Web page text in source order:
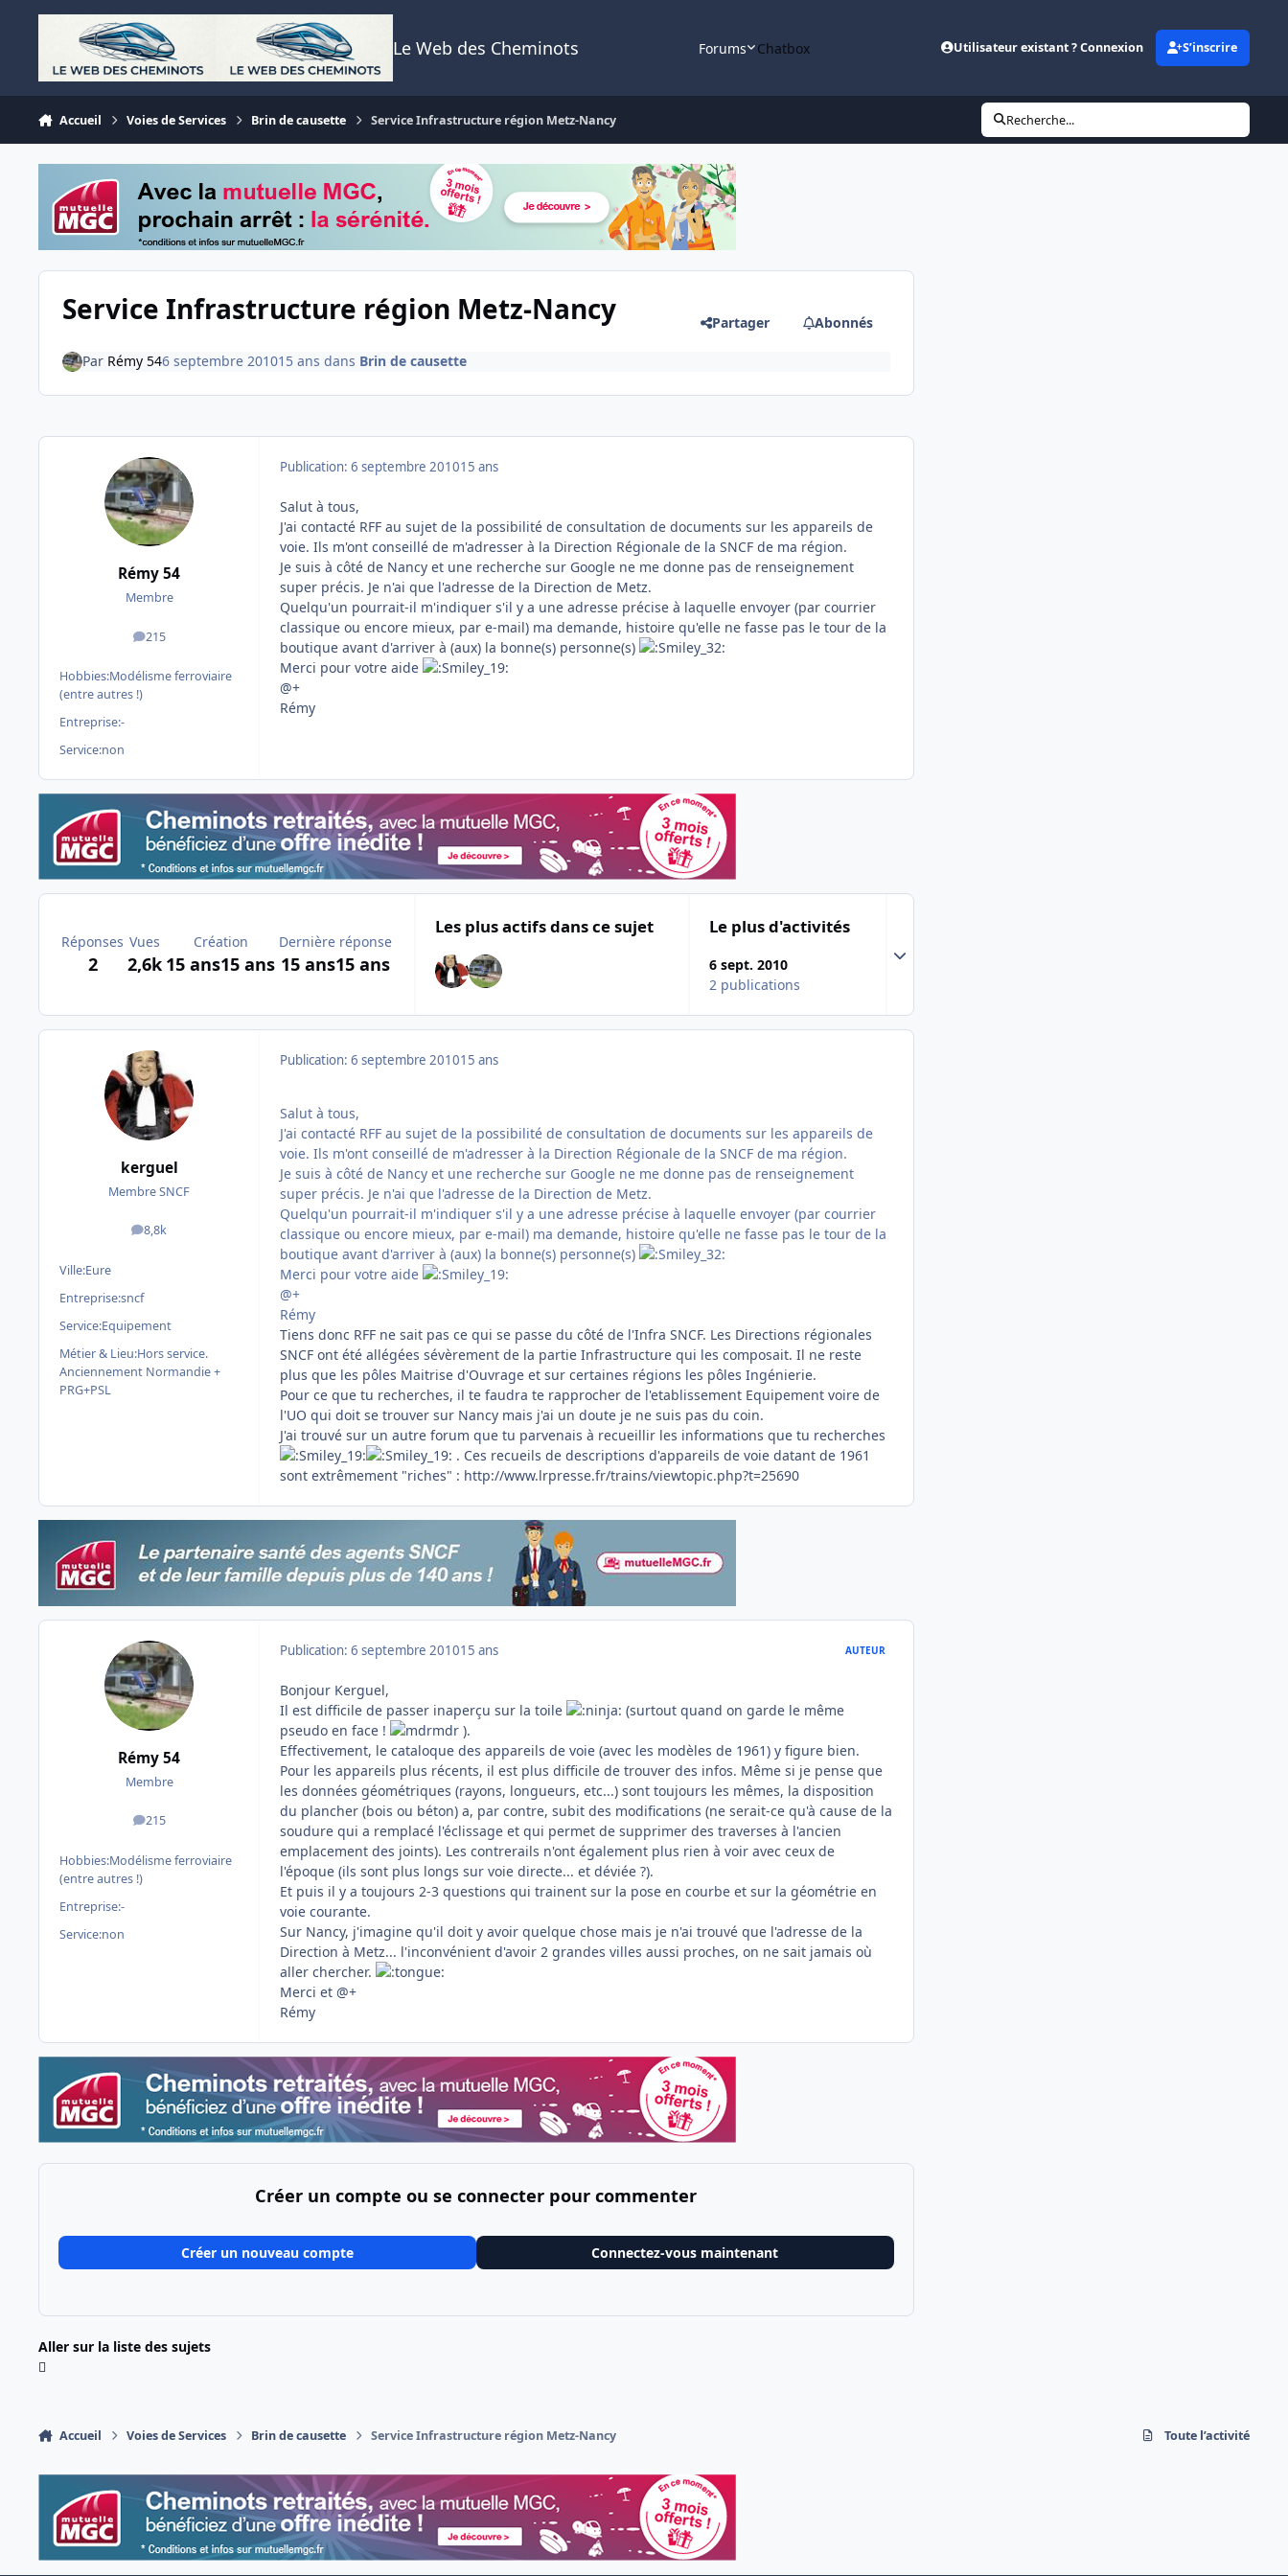
Aller au contenu
Le Web des Cheminots Forums Chatbox Utilisateur existant ? Connexion S’inscrire
Accueil Voies de Services Brin de causette Service Infrastructure région Metz-Nancy Recherche...
Service Infrastructure région Metz-Nancy Partager Abonnés
Par Rémy 546 septembre 201015 ans dans Brin de causette
Rémy 54
Membre
215
messages
Hobbies:Modélisme ferroviaire
(entre autres !)
Entreprise:-
Service:non
Publication: 6 septembre 201015 ans
Salut à tous,
J'ai contacté RFF au sujet de la possibilité de consultation de documents sur les appareils de
voie. Ils m'ont conseillé de m'adresser à la Direction Régionale de la SNCF de ma région.
Je suis à côté de Nancy et une recherche sur Google ne me donne pas de renseignement
super précis. Je n'ai que l'adresse de la Direction de Metz.
Quelqu'un pourrait-il m'indiquer s'il y a une adresse précise à laquelle envoyer (par courrier
classique ou encore mieux, par e-mail) ma demande, histoire qu'elle ne fasse pas le tour de la
boutique avant d'arriver à (aux) la bonne(s) personne(s)
Merci pour votre aide
@+
Rémy
Réponses
2
Vues
2,6k
Création
15 ans15 ans
Dernière réponse
15 ans15 ans
Les plus actifs dans ce sujet Le plus d'activités
6 sept. 2010
2 publications
Expand topic overview
kerguel
Membre SNCF
8,8k
messages
Ville:Eure
Entreprise:sncf
Service:Equipement
Métier & Lieu:Hors service.
Anciennement Normandie +
PRG+PSL
Publication: 6 septembre 201015 ans
Salut à tous,
J'ai contacté RFF au sujet de la possibilité de consultation de documents sur les appareils de
voie. Ils m'ont conseillé de m'adresser à la Direction Régionale de la SNCF de ma région.
Je suis à côté de Nancy et une recherche sur Google ne me donne pas de renseignement
super précis. Je n'ai que l'adresse de la Direction de Metz.
Quelqu'un pourrait-il m'indiquer s'il y a une adresse précise à laquelle envoyer (par courrier
classique ou encore mieux, par e-mail) ma demande, histoire qu'elle ne fasse pas le tour de la
boutique avant d'arriver à (aux) la bonne(s) personne(s)
Merci pour votre aide
@+
Rémy
Tiens donc RFF ne sait pas ce qui se passe du côté de l'Infra SNCF. Les Directions régionales
SNCF ont été allégées sévèrement de la partie Infrastructure qui les composait. Il ne reste
plus que les pôles Maitrise d'Ouvrage et sur certaines régions les pôles Ingénierie.
Pour ce que tu recherches, il te faudra te rapprocher de l'etablissement Equipement voire de
l'UO qui doit se trouver sur Nancy mais j'ai un doute je ne suis pas du coin.
J'ai trouvé sur un autre forum que tu parvenais à recueillir les informations que tu recherches
. Ces recueils de descriptions d'appareils de voie datant de 1961
sont extrêmement "riches" : http://www.lrpresse.fr/trains/viewtopic.php?t=25690
Rémy 54
Membre
215
messages
Hobbies:Modélisme ferroviaire
(entre autres !)
Entreprise:-
Service:non
Publication: 6 septembre 201015 ans AUTEUR
Bonjour Kerguel,
Il est difficile de passer inaperçu sur la toile
(surtout quand on garde le même
pseudo en face !
).
Effectivement, le cataloque des appareils de voie (avec les modèles de 1961) y figure bien.
Pour les appareils plus récents, il est plus difficile de trouver des infos. Même si je pense que
les données géométriques (rayons, longueurs, etc...) sont toujours les mêmes, la disposition
du plancher (bois ou béton) a, par contre, subit des modifications (ne serait-ce qu'à cause de la
soudure qui a remplacé l'éclissage et qui permet de supprimer des traverses à l'ancien
emplacement des joints). Les contrerails n'ont également plus rien à voir avec ceux de
l'époque (ils sont plus longs sur voie directe... et déviée ?).
Et puis il y a toujours 2-3 questions qui trainent sur la pose en courbe et sur la géométrie en
voie courante.
Sur Nancy, j'imagine qu'il doit y avoir quelque chose mais je n'ai trouvé que l'adresse de la
Direction à Metz... l'inconvénient d'avoir 2 grandes villes aussi proches, on ne sait jamais où
aller chercher.
Merci et @+
Rémy
Créer un compte ou se connecter pour commenter
Créer un nouveau compte Connectez-vous maintenant
Aller sur la liste des sujets
Accueil Voies de Services Brin de causette Service Infrastructure région Metz-Nancy Toute l’activité